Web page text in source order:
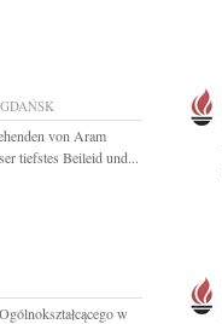
GDAŃSK
von Aram
tiefstes Beileid und...
w